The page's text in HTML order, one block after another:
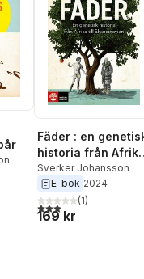
Totalt antal röster:
Fäder : en
historia från
till Skandinavien
Sverker Johansson
E-bok 2024
3,0utav 5 stjärnor.
(1)
169 kr